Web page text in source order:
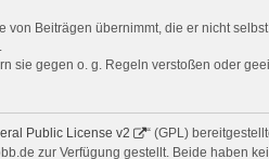
Beiträgen übernimmt, die er nicht
sie gegen o. g. Regeln verstoßen oder
Public License v2
“ (GPL)
zur Verfügung gestellt. Beide haben